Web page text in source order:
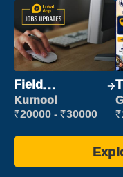
Field
Marketing
Executive
Kurnool
₹20000 - ₹30000